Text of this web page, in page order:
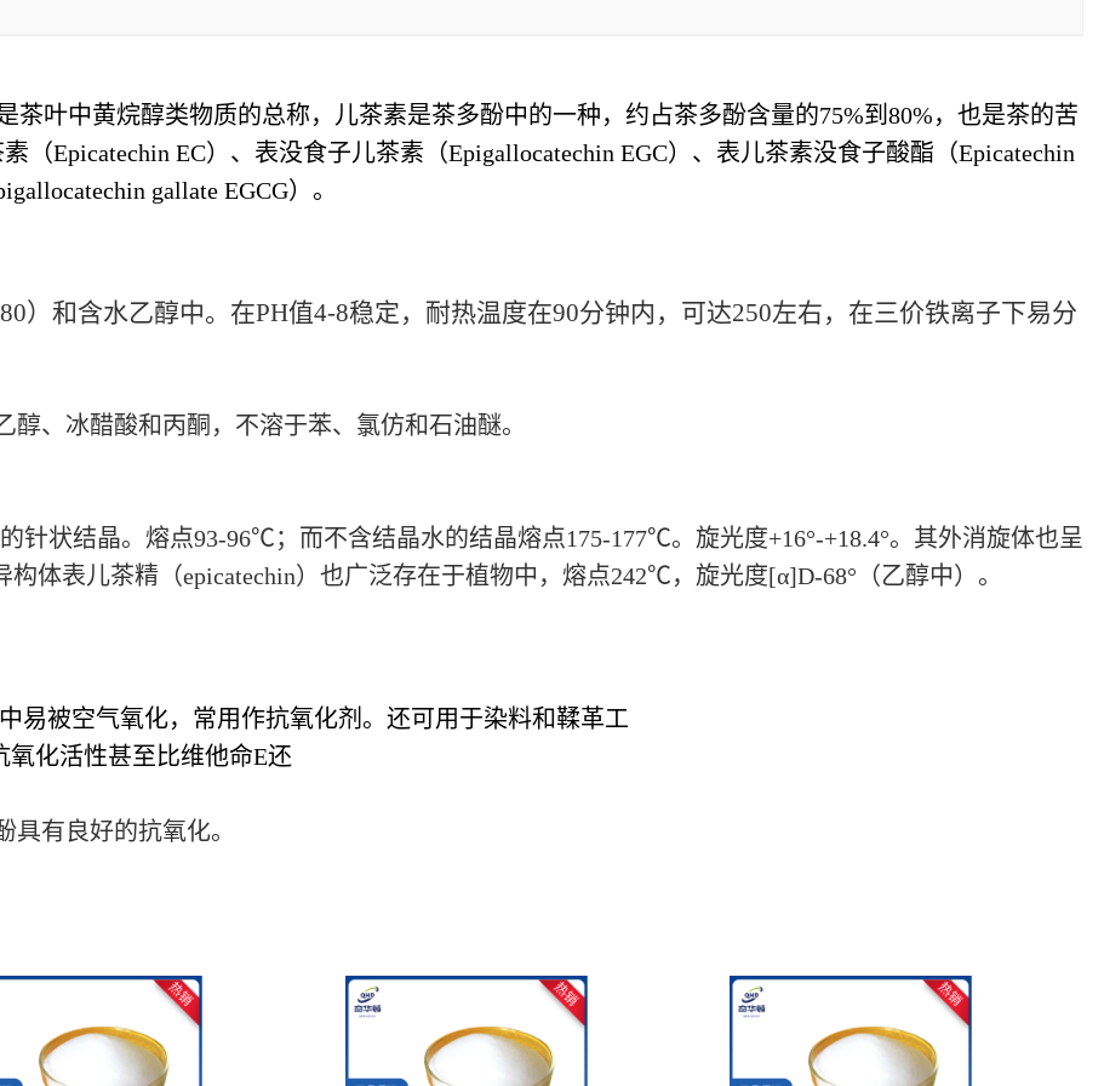
叶中黄烷醇类物质的总称，儿茶素是茶多酚中的一种，约占茶多酚含量的75%到80%，也是茶的苦
Epicatechin EC）、表没食子儿茶素（Epigallocatechin EGC）、表儿茶素没食子酸酯（Epicatechin
gallate EGCG）。
和含水乙醇中。在PH值4-8稳定，耐热温度在90分钟内，可达250左右，在三价铁离子下易分
、冰醋酸和丙酮，不溶于苯、氯仿和石油醚。
状结晶。熔点93-96℃；而不含结晶水的结晶熔点175-177℃。旋光度+16°-+18.4°。其外消旋体也呈
体表儿茶精（epicatechin）也广泛存在于植物中，熔点242℃，旋光度[α]D-68°（乙醇中）。
被空气氧化，常用作抗氧化剂。还可用于染料和鞣革工
化活性甚至比维他命E还
有良好的抗氧化。